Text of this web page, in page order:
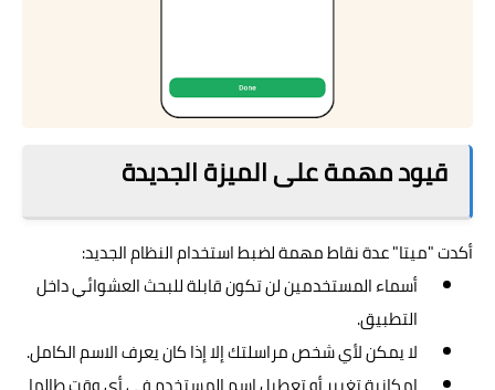
قيود مهمة على الميزة الجديدة
أكدت "ميتا" عدة نقاط مهمة لضبط استخدام النظام الجديد:
أسماء المستخدمين لن تكون قابلة للبحث العشوائي داخل
التطبيق.
لا يمكن لأي شخص مراسلتك إلا إذا كان يعرف الاسم الكامل.